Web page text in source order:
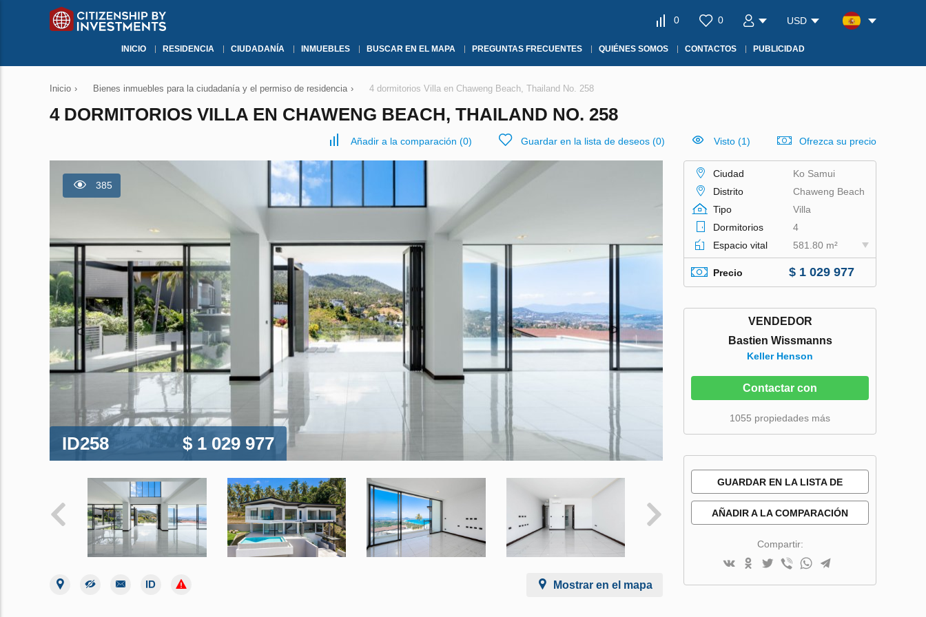
0 0 USD
INICIO RESIDENCIA CIUDADANÍA INMUEBLES BUSCAR EN EL MAPA PREGUNTAS FRECUENTES QUIÉNES SOMOS CONTACTOS PUBLICIDAD
Inicio › Bienes inmuebles para la ciudadanía y el permiso de residencia › 4 dormitorios Villa en Chaweng Beach, Thailand No. 258
4 DORMITORIOS VILLA EN CHAWENG BEACH, THAILAND NO. 258
Añadir a la comparación (0) Guardar en la lista de deseos (0) Visto (1) Ofrezca su precio
385
ID258 $ 1 029 977
Mostrar en el mapa
Ciudad
Ko Samui
Distrito
Chaweng Beach
Tipo
Villa
Dormitorios
4
Espacio vital
581.80 m²
Precio $ 1 029 977
VENDEDOR
Bastien Wissmanns
Keller Henson
Contactar con
1055 propiedades más
GUARDAR EN LA LISTA DE
AÑADIR A LA COMPARACIÓN
Compartir: